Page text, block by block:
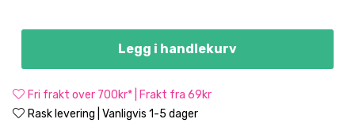
Legg i handlekurv
Fri frakt over 700kr* | Frakt fra 69kr
Rask levering | Vanligvis 1-5 dager